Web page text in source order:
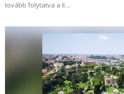
tovább folytatva a II....